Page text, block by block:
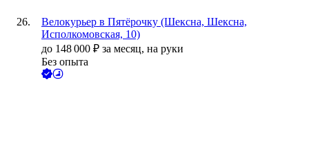
Велокурьер в Пятёрочку (Шексна, Шексна,
Исполкомовская, 10)
до 148 000 ₽ за месяц, на руки
Без опыта